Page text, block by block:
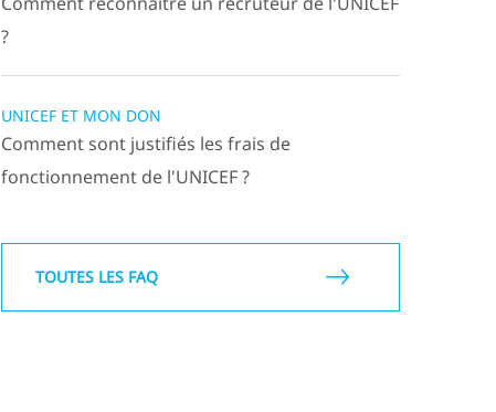
?
UNICEF ET MON DON
Comment sont justifiés les frais de
fonctionnement de l'UNICEF ?
TOUTES LES FAQ